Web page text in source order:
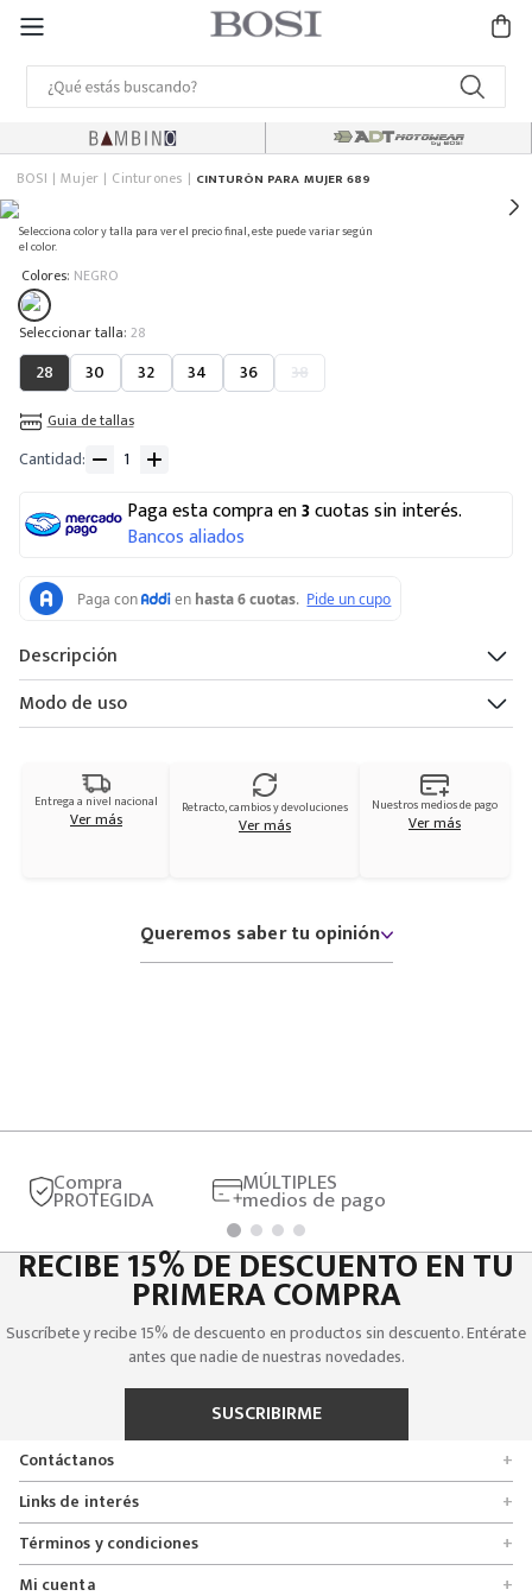
BOSI Mujer Cinturones CINTURÓN PARA MUJER 689
Selecciona color y talla para ver el precio final, este puede variar según
el color.
Colores: NEGRO
: 28
28 30 32 34 36 38
Guia de tallas
Cantidad
Paga esta compra en3cuotas sin interés.
Bancos aliados
Descripción
Modo de uso
Entrega a nivel nacional
Ver más Retracto, cambios y devoluciones
Ver más
Nuestros medios de pago
Ver más
Queremos saber tu opinión
Compra
PROTEGIDA
MÚLTIPLES
medios de pago
RECIBE 15% DE DESCUENTO EN TU
PRIMERA COMPRA
Suscríbete y recibe 15% de descuento en productos sin descuento. Entérate
antes que nadie de nuestras novedades.
SUSCRIBIRME
Contáctanos
+
Encuentra tu tienda
Formulario de solicitudes
Servicio al cliente
Links de interés +
Quienes somos
Políticas de entrega, cambio y devolución
Políticas de privacidad
Términos y condiciones +
Promociones
Mi cuenta +